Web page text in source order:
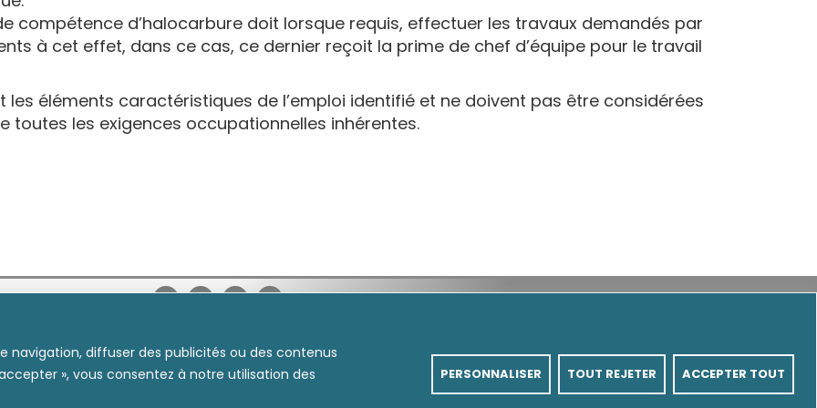
navigation, diffuser des publicités ou des contenus
», vous consentez à notre utilisation des
PERSONNALISER TOUT REJETER ACCEPTER TOUT
compétence d’halocarbure doit lorsque requis, effectuer les travaux demandés par
à cet effet, dans ce cas, ce dernier reçoit la prime de chef d’équipe pour le travail
les éléments caractéristiques de l’emploi identifié et ne doivent pas être considérées
toutes les exigences occupationnelles inhérentes.
avoir été générées, modifiées ou
de formation du transport routier de Saint-Jérôme. Tous droits réservés.